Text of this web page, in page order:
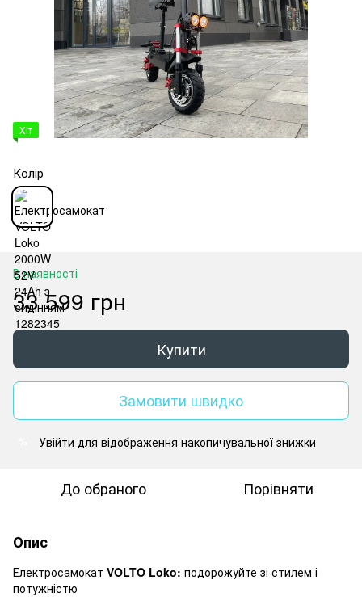
Хіт
Колір
В наявності
33 599 грн
Купити
Замовити швидко
Увійти для відображення накопичувальної знижки
До обраного Порівняти
Опис
Електросамокат VOLTO Loko: подорожуйте зі стилем і
потужністю